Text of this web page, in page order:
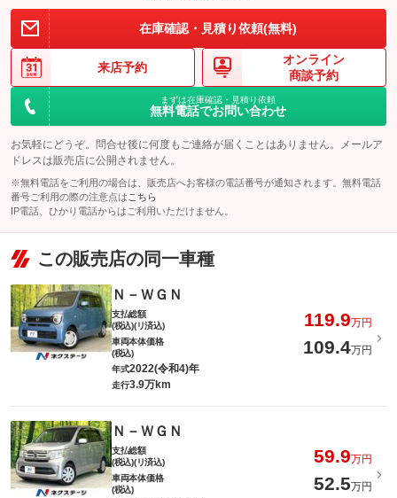
在庫確認・見積り依頼(無料)
来店予約
オンライン
商談予約
まずは在庫確認・見積り依頼
無料電話でお問い合わせ
お気軽にどうぞ。問合せ後に何度もご連絡が届くことはありません。メールア
ドレスは販売店に公開されません。
※無料電話をご利用の場合は、販売店へお客様の電話番号が通知されます。無料電話
番号ご利用の際の注意点は こちら
IP電話、ひかり電話からはご利用いただけません。
この販売店の同一車種
Ｎ－ＷＧＮ
支払総額
(税込)(リ済込)
119.9万円
車両本体価格
(税込)
109.4万円
年式2022(令和4)年
走行3.9万km
Ｎ－ＷＧＮ
支払総額
(税込)(リ済込)
59.9万円
車両本体価格
(税込)
52.5万円